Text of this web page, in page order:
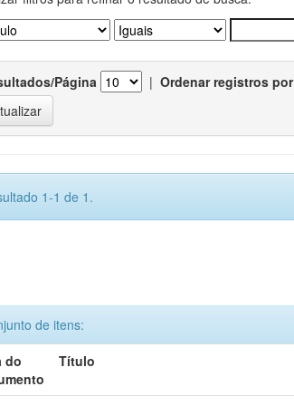
Página | Ordenar registros por
1-1 de 1.
de itens:
do
Título